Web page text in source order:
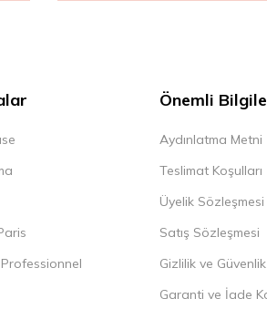
Önemli
Aydınlatma Metni
Teslimat Koşulları
Üyelik Sözleşmesi
Satış Sözleşmesi
Gizlilik ve Güvenlik
Garanti ve İade